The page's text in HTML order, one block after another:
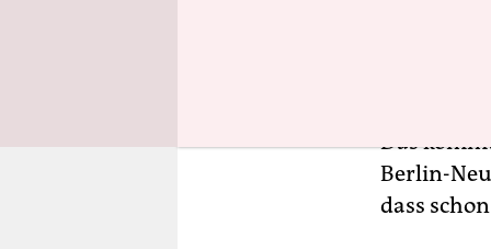
Wie oft
Das
Berlin-
dass